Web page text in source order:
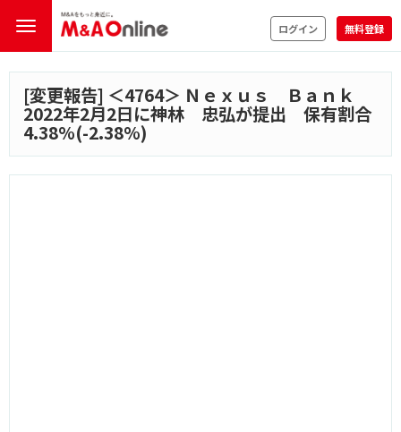
ログイン 無料登録
[変更報告] ＜4764＞ Ｎｅｘｕｓ Ｂａｎｋ
2022年2月2日に神林 忠弘が提出 保有割合
4.38%(-2.38%)